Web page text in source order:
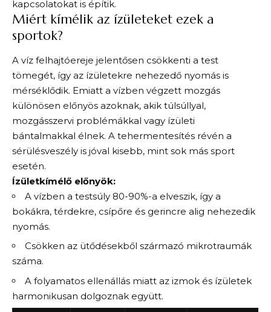
kapcsolatokat is építik.
Miért kímélik az ízületeket ezek a
sportok?
A víz felhajtóereje jelentősen csökkenti a test
tömegét, így az ízületekre nehezedő nyomás is
mérséklődik. Emiatt a vízben végzett mozgás
különösen előnyös azoknak, akik túlsúllyal,
mozgásszervi problémákkal vagy ízületi
bántalmakkal élnek. A tehermentesítés révén a
sérülésveszély is jóval kisebb, mint sok más sport
esetén.
Ízületkímélő előnyök:
A vízben a testsúly 80-90%-a elveszik, így a
bokákra, térdekre, csípőre és gerincre alig nehezedik
nyomás.
Csökken az ütődésekből származó mikrotraumák
száma.
A folyamatos ellenállás miatt az izmok és ízületek
harmonikusan dolgoznak együtt.